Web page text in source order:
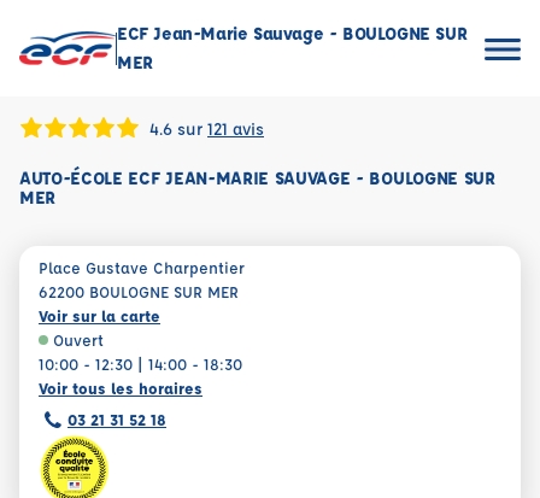
ECF Jean-Marie Sauvage - BOULOGNE SUR
MER
4.6 sur 121 avis
AUTO-ÉCOLE ECF JEAN-MARIE SAUVAGE - BOULOGNE SUR
MER
Place Gustave Charpentier
62200 BOULOGNE SUR MER
Voir sur la carte
Ouvert
10:00 - 12:30 | 14:00 - 18:30
Voir tous les horaires
03 21 31 52 18